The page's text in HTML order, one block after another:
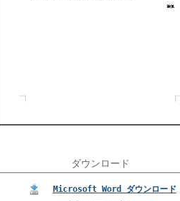
ダウンロード
Microsoft Word ダウンロード